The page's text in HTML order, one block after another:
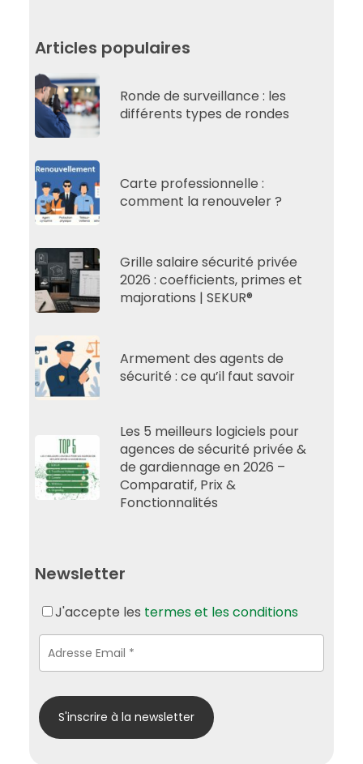
Articles populaires
Ronde de surveillance : les
différents types de rondes
Carte professionnelle :
comment la renouveler ?
Grille salaire sécurité privée
2026 : coefficients, primes et
majorations | SEKUR®
Armement des agents de
sécurité : ce qu’il faut savoir
Les 5 meilleurs logiciels pour
agences de sécurité privée &
de gardiennage en 2026 –
Comparatif, Prix &
Fonctionnalités
Newsletter
J'accepte les termes et les conditions